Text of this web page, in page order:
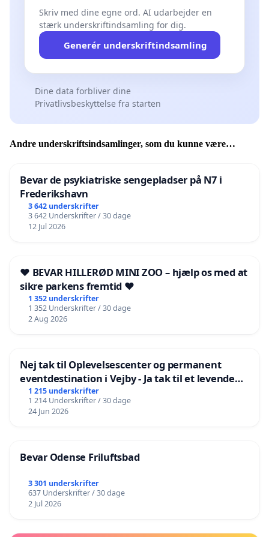
Skriv med dine egne ord. AI udarbejder en
stærk underskriftindsamling for dig.
Generér underskriftindsamling
Dine data forbliver dine
Privatlivsbeskyttelse fra starten
Andre underskriftsindsamlinger, som du kunne være
Bevar de psykiatriske sengepladser på N7 i
Frederikshavn
3 642 underskrifter
3 642 Underskrifter / 30 dage
12 Jul 2026
❤️ BEVAR HILLERØD MINI ZOO – hjælp os med at
sikre parkens fremtid ❤️
1 352 underskrifter
1 352 Underskrifter / 30 dage
2 Aug 2026
Nej tak til Oplevelsescenter og permanent
eventdestination i Vejby - Ja tak til et levende
lokalområde i balance
1 215 underskrifter
1 214 Underskrifter / 30 dage
24 Jun 2026
Bevar Odense Friluftsbad
3 301 underskrifter
637 Underskrifter / 30 dage
2 Jul 2026